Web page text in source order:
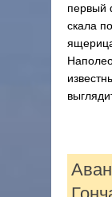
первый
скала